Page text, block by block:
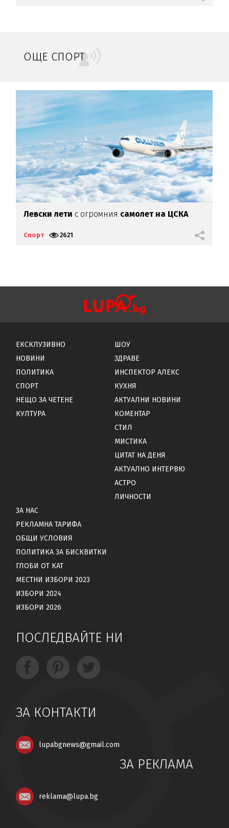
ОЩЕ СПОРТ
Левски лети с огромния самолет на ЦСКА
Спорт 2621
ЕКСКЛУЗИВНО
НОВИНИ
ПОЛИТИКА
СПОРТ
НЕЩО ЗА ЧЕТЕНЕ
КУЛТУРА
ШОУ
ЗДРАВЕ
ИНСПЕКТОР АЛЕКС
КУХНЯ
АКТУАЛНИ НОВИНИ
КОМЕНТАР
СТИЛ
МИСТИКА
ЦИТАТ НА ДЕНЯ
АКТУАЛНО ИНТЕРВЮ
АСТРО
ЛИЧНОСТИ
ЗА НАС
РЕКЛАМНА ТАРИФА
ОБЩИ УСЛОВИЯ
ПОЛИТИКА ЗА БИСКВИТКИ
ГЛОБИ ОТ КАТ
МЕСТНИ ИЗБОРИ 2023
ИЗБОРИ 2024
ИЗБОРИ 2026
ПОСЛЕДВАЙТЕ НИ
ЗА КОНТАКТИ
lupabgnews@gmail.com
ЗА РЕКЛАМА
reklama@lupa.bg